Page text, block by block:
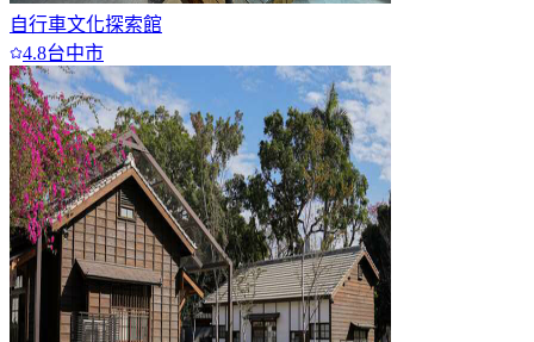
自行車文化探索館
4.8台中市